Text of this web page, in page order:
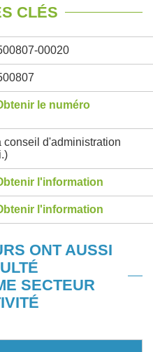
CLÉS
00020
le numéro
conseil d'administration
l'information
l'information
ONT AUSSI
SECTEUR